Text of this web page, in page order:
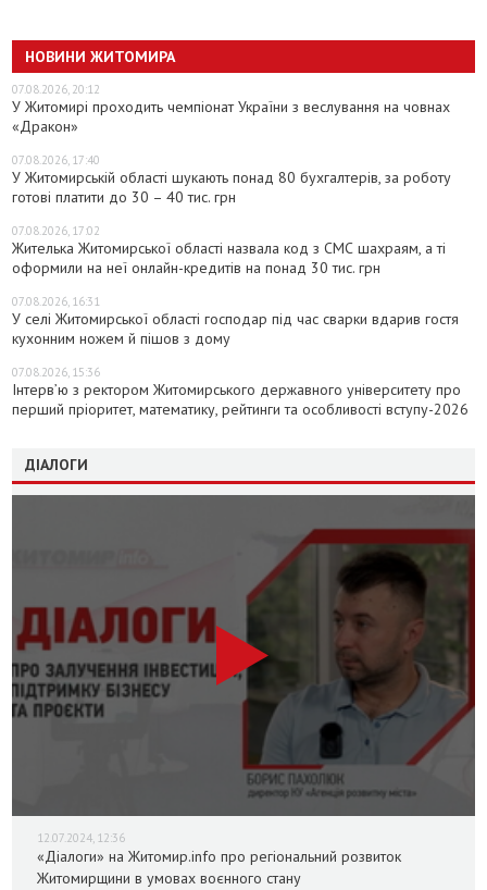
НОВИНИ ЖИТОМИРА
07.08.2026, 20:12
У Житомирі проходить чемпіонат України з веслування на човнах
«Дракон»
07.08.2026, 17:40
У Житомирській області шукають понад 80 бухгалтерів, за роботу
готові платити до 30 – 40 тис. грн
07.08.2026, 17:02
Жителька Житомирської області назвала код з СМС шахраям, а ті
оформили на неї онлайн-кредитів на понад 30 тис. грн
07.08.2026, 16:31
У селі Житомирської області господар під час сварки вдарив гостя
кухонним ножем й пішов з дому
07.08.2026, 15:36
Інтерв’ю з ректором Житомирського державного університету про
перший пріоритет, математику, рейтинги та особливості вступу-2026
ДІАЛОГИ
12.07.2024, 12:36
«Діалоги» на Житомир.info про регіональний розвиток
Житомирщини в умовах воєнного стану